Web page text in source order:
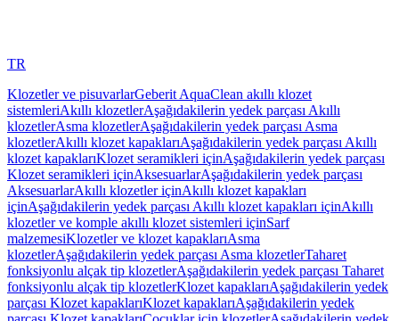
TR
Klozetler ve pisuvarlarGeberit AquaClean akıllı klozet
sistemleriAkıllı klozetlerAşağıdakilerin yedek parçası Akıllı
klozetlerAsma klozetlerAşağıdakilerin yedek parçası Asma
klozetlerAkıllı klozet kapaklarıAşağıdakilerin yedek parçası Akıllı
klozet kapaklarıKlozet seramikleri içinAşağıdakilerin yedek parçası
Klozet seramikleri içinAksesuarlarAşağıdakilerin yedek parçası
AksesuarlarAkıllı klozetler içinAkıllı klozet kapakları
içinAşağıdakilerin yedek parçası Akıllı klozet kapakları içinAkıllı
klozetler ve komple akıllı klozet sistemleri içinSarf
malzemesiKlozetler ve klozet kapaklarıAsma
klozetlerAşağıdakilerin yedek parçası Asma klozetlerTaharet
fonksiyonlu alçak tip klozetlerAşağıdakilerin yedek parçası Taharet
fonksiyonlu alçak tip klozetlerKlozet kapaklarıAşağıdakilerin yedek
parçası Klozet kapaklarıKlozet kapaklarıAşağıdakilerin yedek